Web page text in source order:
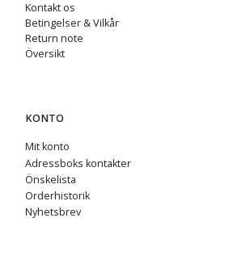
Kontakt os
Betingelser & Vilkår
Return note
Översikt
KONTO
Mit konto
Adressboks kontakter
Önskelista
Orderhistorik
Nyhetsbrev